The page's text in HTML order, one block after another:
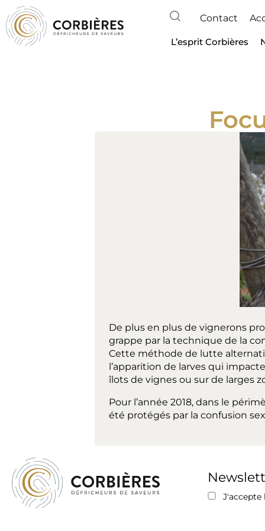
Contact
L’esprit Corbières
De plus en plus de vignerons
grappe par la technique de la
Cette méthode de lutte
l’apparition de larves qui
îlots de vignes ou sur de larges
Pour l’année 2018, dans le
été protégés par la confusion